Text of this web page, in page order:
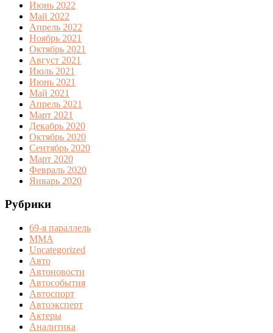
Июнь 2022
Май 2022
Апрель 2022
Ноябрь 2021
Октябрь 2021
Август 2021
Июль 2021
Июнь 2021
Май 2021
Апрель 2021
Март 2021
Декабрь 2020
Октябрь 2020
Сентябрь 2020
Март 2020
Февраль 2020
Январь 2020
Рубрики
69-я параллель
MMA
Uncategorized
Авто
Автоновости
Автособытия
Автоспорт
Автоэксперт
Актеры
Аналитика